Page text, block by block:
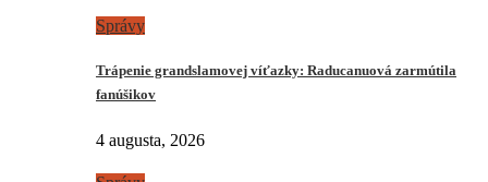
Správy
Trápenie grandslamovej víťazky: Raducanuová zarmútila
fanúšikov
4 augusta, 2026